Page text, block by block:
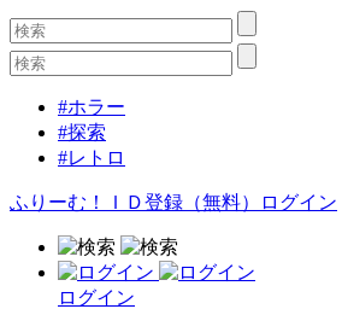
#ホラー
#探索
#レトロ
ふりーむ！ＩＤ登録（無料） ログイン
ログイン